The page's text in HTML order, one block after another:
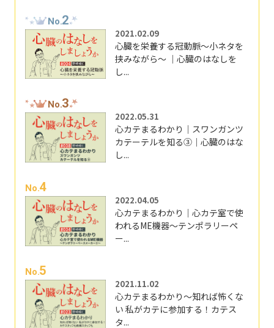
No.2
2021.02.09
心臓を栄養する冠動脈～小ネタを
挟みながら～ ｜心臓のはなしを
し...
No.3
2022.05.31
心カテまるわかり｜スワンガンツ
カテーテルを知る③｜心臓のはな
し...
No.4
2022.04.05
心カテまるわかり｜心カテ室で使
われるME機器～テンポラリーペ
ー...
No.5
2021.11.02
心カテまるわかり～知れば怖くな
い 私がカテに参加する！カテス
タ...